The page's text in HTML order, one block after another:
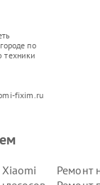
по
техники
fixim.ru
Ремонт